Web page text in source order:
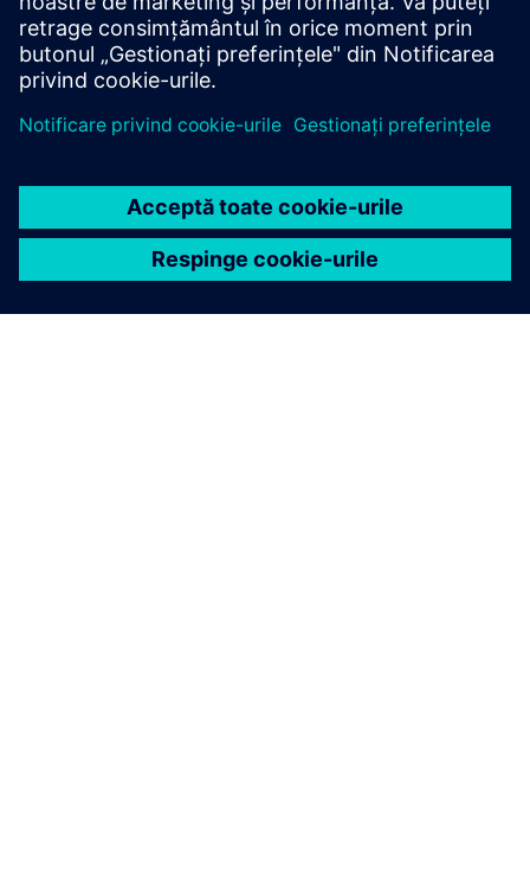
Locaţie: Rocester, United Kingdom
Software Siemens: Geolus, NX, PLM Open, Teamcenter